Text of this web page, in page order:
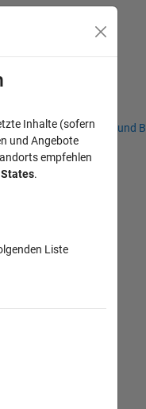
Studierende und
Inhalte (sofern
und Angebote
empfehlen
.
Liste